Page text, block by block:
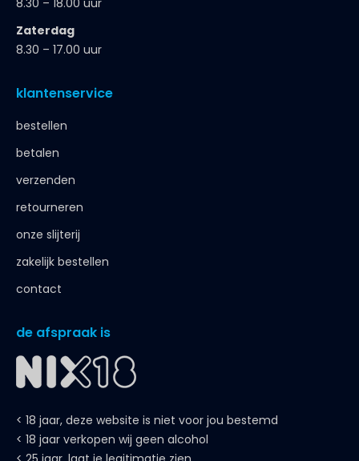
8.30 – 18.00 uur
Zaterdag
8.30 – 17.00 uur
klantenservice
bestellen
betalen
verzenden
retourneren
onze slijterij
zakelijk bestellen
contact
de afspraak is
< 18 jaar, deze website is niet voor jou bestemd
< 18 jaar verkopen wij geen alcohol